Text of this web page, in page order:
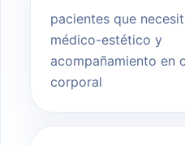
pacientes que
médico-estético y
acompañamiento en
corporal